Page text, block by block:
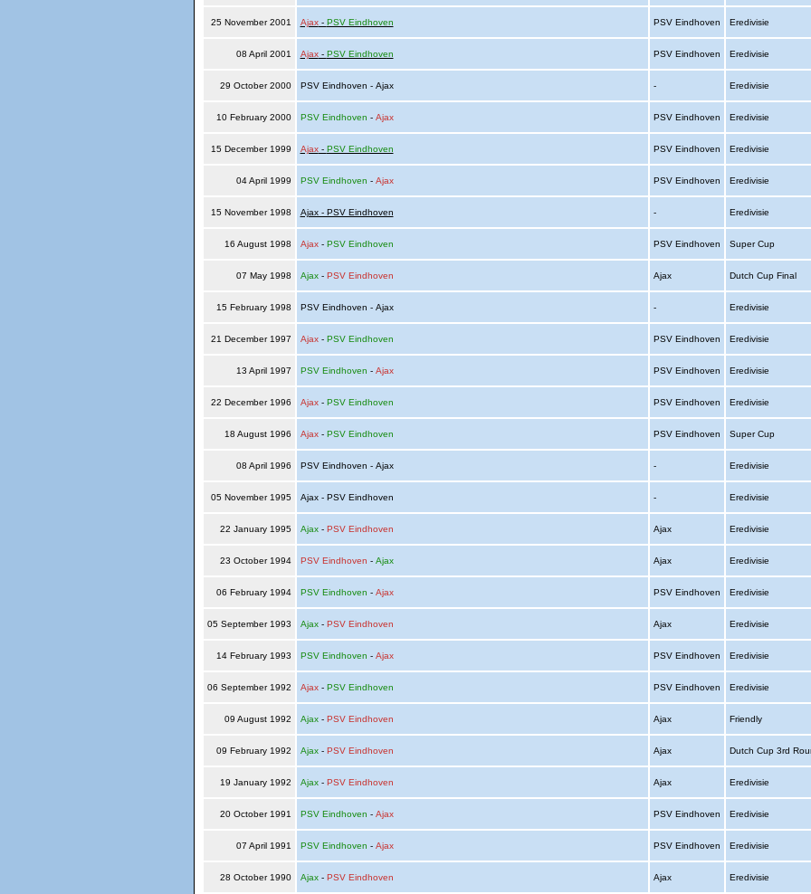
25 November 2001 Ajax- PSV Eindhoven PSV Eindhoven Eredivisie
08 April 2001 Ajax- PSV Eindhoven PSV Eindhoven Eredivisie
29 October 2000 PSV Eindhoven - Ajax - Eredivisie
10 February 2000 PSV Eindhoven - Ajax PSV Eindhoven Eredivisie
15 December 1999 Ajax- PSV Eindhoven PSV Eindhoven Eredivisie
04 April 1999 PSV Eindhoven - Ajax PSV Eindhoven Eredivisie
15 November 1998 Ajax - PSV Eindhoven - Eredivisie
16 August 1998 Ajax- PSV Eindhoven PSV Eindhoven Super Cup
07 May 1998 Ajax- PSV Eindhoven Ajax Dutch Cup Final
15 February 1998 PSV Eindhoven - Ajax - Eredivisie
21 December 1997 Ajax- PSV Eindhoven PSV Eindhoven Eredivisie
13 April 1997 PSV Eindhoven - Ajax PSV Eindhoven Eredivisie
22 December 1996 Ajax- PSV Eindhoven PSV Eindhoven Eredivisie
18 August 1996 Ajax- PSV Eindhoven PSV Eindhoven Super Cup
08 April 1996 PSV Eindhoven - Ajax - Eredivisie
05 November 1995 Ajax - PSV Eindhoven - Eredivisie
22 January 1995 Ajax- PSV Eindhoven Ajax Eredivisie
23 October 1994 PSV Eindhoven - Ajax Ajax Eredivisie
06 February 1994 PSV Eindhoven - Ajax PSV Eindhoven Eredivisie
05 September 1993 Ajax- PSV Eindhoven Ajax Eredivisie
14 February 1993 PSV Eindhoven - Ajax PSV Eindhoven Eredivisie
06 September 1992 Ajax- PSV Eindhoven PSV Eindhoven Eredivisie
09 August 1992 Ajax- PSV Eindhoven Ajax Friendly
09 February 1992 Ajax- PSV Eindhoven Ajax Dutch Cup 3rd
19 January 1992 Ajax- PSV Eindhoven Ajax Eredivisie
20 October 1991 PSV Eindhoven - Ajax PSV Eindhoven Eredivisie
07 April 1991 PSV Eindhoven - Ajax PSV Eindhoven Eredivisie
28 October 1990 Ajax- PSV Eindhoven Ajax Eredivisie